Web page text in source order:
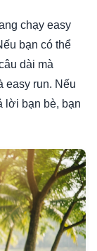
chạy easy
bạn có thể
dài mà
easy run. Nếu
lời bạn bè, bạn